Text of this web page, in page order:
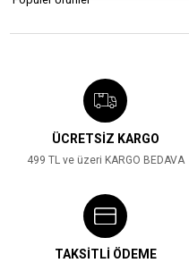
%33 ₺750,00
ÜCRETSİZ KARGO
499 TL ve üzeri KARGO BEDAVA
TAKSİTLİ ÖDEME